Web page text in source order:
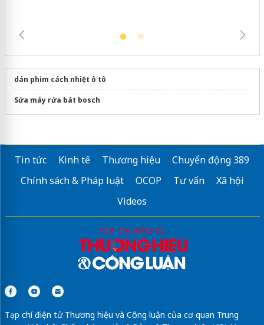
dán phim cách nhiệt ô tô
Sửa máy rửa bát bosch
Tin tức Kinh tế Thương hiệu
Chuyển động 389
Chính sách & Pháp luật
OCOP Tư vấn
Xã hội
Videos
Tạp chí điện tử Thương hiệu và Công luận của cơ quan Trung